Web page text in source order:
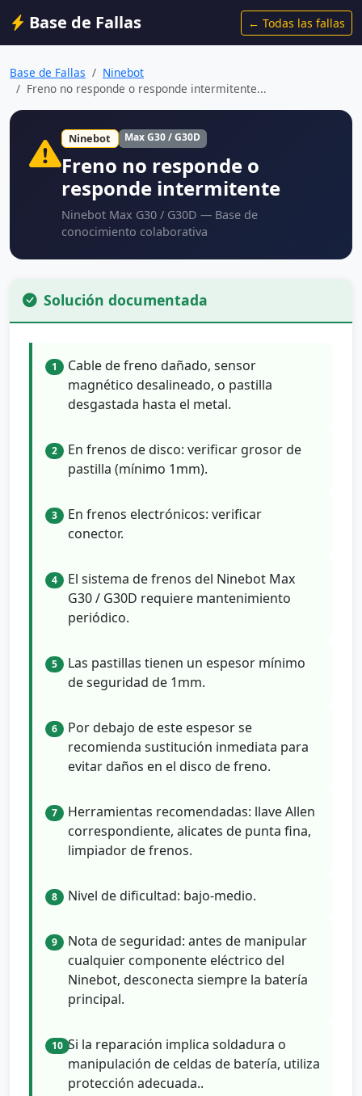
Base de Fallas ← Todas las fallas
Base de Fallas
Ninebot
Freno no responde o responde intermitente...
Ninebot Max G30 / G30D
Freno no responde o
responde intermitente
Ninebot Max G30 / G30D — Base de
conocimiento colaborativa
Solución documentada
1
Cable de freno dañado, sensor
magnético desalineado, o pastilla
desgastada hasta el metal.
2
En frenos de disco: verificar grosor de
pastilla (mínimo 1mm).
3
En frenos electrónicos: verificar
conector.
4
El sistema de frenos del Ninebot Max
G30 / G30D requiere mantenimiento
periódico.
5
Las pastillas tienen un espesor mínimo
de seguridad de 1mm.
6
Por debajo de este espesor se
recomienda sustitución inmediata para
evitar daños en el disco de freno.
7
Herramientas recomendadas: llave Allen
correspondiente, alicates de punta fina,
limpiador de frenos.
8 Nivel de dificultad: bajo-medio.
9
Nota de seguridad: antes de manipular
cualquier componente eléctrico del
Ninebot, desconecta siempre la batería
principal.
10 Si la reparación implica soldadura o
manipulación de celdas de batería, utiliza
protección adecuada..